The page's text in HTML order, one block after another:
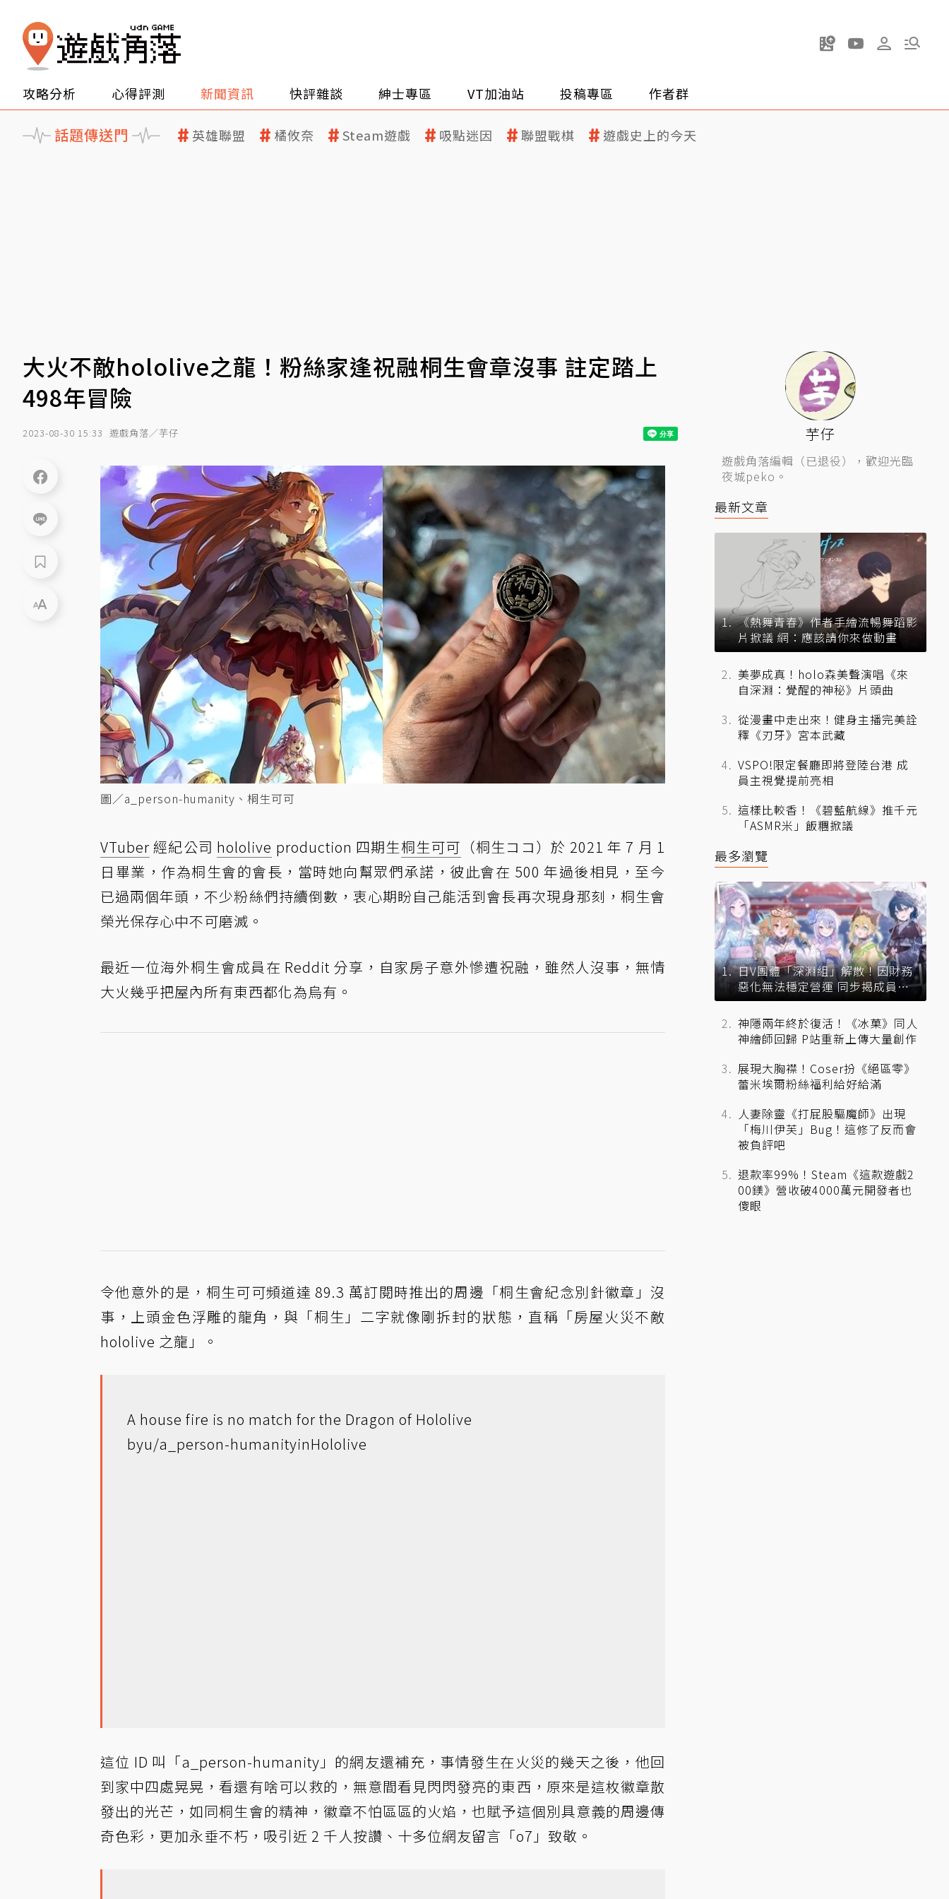
攻略分析 心得評測 新聞資訊 快評雜談 紳士專區 VT加油站 投稿專區 作者群
話題傳送門 英雄聯盟 橘攸奈 Steam遊戲 吸點迷因 聯盟戰棋 遊戲史上的今天
大火不敵hololive之龍！粉絲家逢祝融桐生會章沒事 註定踏上
498年冒險
2023-08-30 15:33 遊戲角落／芋仔
圖／a_person-humanity、桐生可可
VTuber經紀公司 hololive production 四期生桐生可可 （桐生ココ）於 2021 年 7 月 1
日畢業，作為桐生會的會長，當時她向幫眾們承諾，彼此會在 500 年過後相見，至今
已過兩個年頭，不少粉絲們持續倒數，衷心期盼自己能活到會長再次現身那刻，桐生會
榮光保存心中不可磨滅。
最近一位海外桐生會成員在 Reddit 分享，自家房子意外慘遭祝融，雖然人沒事，無情
大火幾乎把屋內所有東西都化為烏有。
令他意外的是，桐生可可頻道達 89.3 萬訂閱時推出的周邊「桐生會紀念別針徽章」沒
事，上頭金色浮雕的龍角，與「桐生」二字就像剛拆封的狀態，直稱「房屋火災不敵
hololive 之龍」。
A house fire is no match for the Dragon of Hololive
byu/a_person-humanityinHololive
這位 ID 叫「a_person-humanity」的網友還補充，事情發生在火災的幾天之後，他回
到家中四處晃晃，看還有啥可以救的，無意間看見閃閃發亮的東西，原來是這枚徽章散
發出的光芒，如同桐生會的精神，徽章不怕區區的火焰，也賦予這個別具意義的周邊傳
奇色彩，更加永垂不朽，吸引近 2 千人按讚、十多位網友留言「o7」致敬。
芋仔
遊戲角落編輯（已退役），歡迎光臨
夜城peko。
最新文章
《熱舞青春》作者手繪流暢舞蹈影
片掀議 網：應該請你來做動畫
美夢成真！holo森美聲演唱《來
自深淵：覺醒的神秘》片頭曲
從漫畫中走出來！健身主播完美詮
釋《刃牙》宮本武藏
VSPO!限定餐廳即將登陸台港 成
員主視覺提前亮相
這樣比較香！《碧藍航線》推千元
「ASMR米」飯糰掀議
最多瀏覽
日V團體「深淵組」解散！因財務
惡化無法穩定營運 同步揭成員未
來去向
神隱兩年終於復活！《冰菓》同人
神繪師回歸 P站重新上傳大量創作
展現大胸襟！Coser扮《絕區零》
蕾米埃爾粉絲福利給好給滿
人妻除靈《打屁股驅魔師》出現
「梅川伊芙」Bug！這修了反而會
被負評吧
退款率99%！Steam《這款遊戲2
00鎂》營收破4000萬元開發者也
傻眼